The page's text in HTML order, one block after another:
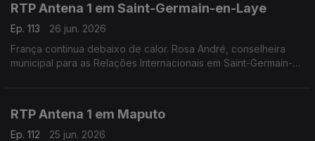
RTP Antena 1 em Saint-Germain-en-Laye
Ep. 113
26 jun. 2026
França continua debaixo de calor. Rosa André, conselheira
municipal para as Relações Internacionais em Saint-Germain-
RTP Antena 1 em Maputo
Ep. 112
25 jun. 2026